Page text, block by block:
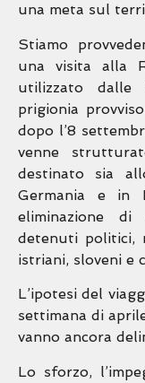
una meta sul
Stiamo
una visita alla
utilizzato dalle
prigionia
dopo l’8
venne
destinato sia
Germania e in
eliminazione di
detenuti politici,
istriani, sloveni e
L’ipotesi del
settimana di
vanno ancora
Lo sforzo,